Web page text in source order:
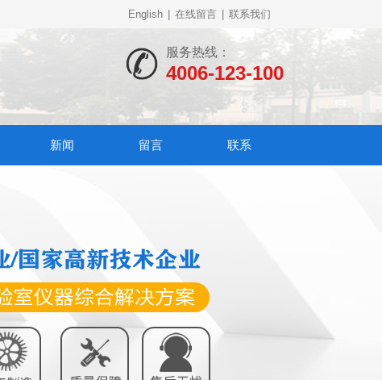
English 在线留言 联系我们
服务热线：
4006-123-100
新闻 留言 联系